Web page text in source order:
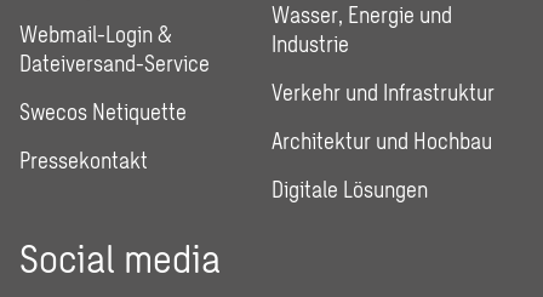
Webmail-Login &
Dateiversand-Service
Swecos Netiquette
Pressekontakt
Wasser, Energie und
Industrie
Verkehr und Infrastruktur
Architektur und Hochbau
Digitale Lösungen
Social media